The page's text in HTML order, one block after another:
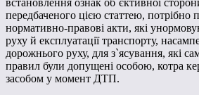
передбаченого цією статтею, потрібно
нормативно-правові акти, які
руху й експлуатації транспорту,
дорожнього руху, для з`ясування, які
правил були допущені особою, котра
засобом у момент ДТП.